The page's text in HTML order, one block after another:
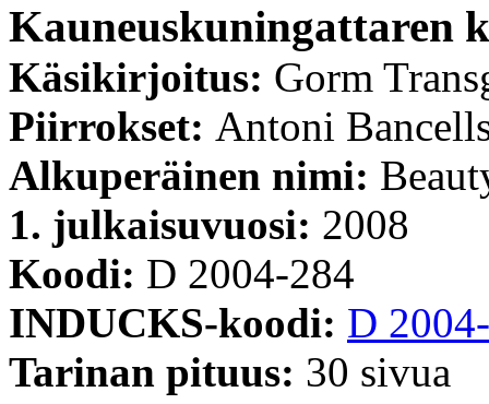
Kauneuskuningattaren
Käsikirjoitus: Gorm
Piirrokset: Antoni
Alkuperäinen nimi:
1. julkaisuvuosi: 2008
Koodi: D 2004-284
INDUCKS-koodi: D
Tarinan pituus: 30 sivua